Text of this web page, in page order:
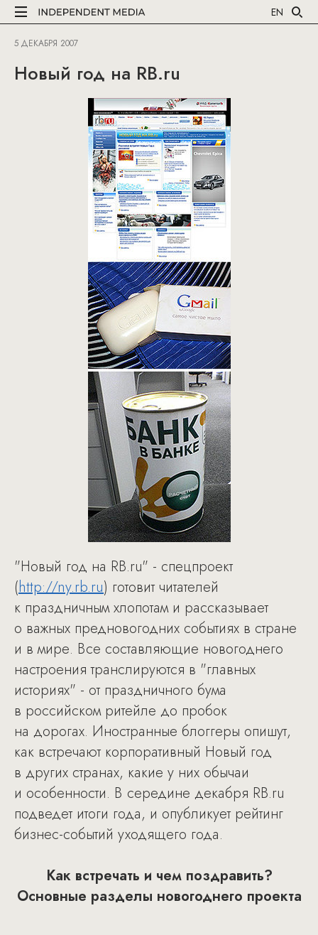
EN
5 ДЕКАБРЯ 2007
Новый год на RB.ru
"Новый год на RB.ru" - спецпроект
(http://ny.rb.ru) готовит читателей
к праздничным хлопотам и рассказывает
о важных предновогодних событиях в стране
и в мире. Все составляющие новогоднего
настроения транслируются в "главных
историях" - от праздничного бума
в российском ритейле до пробок
на дорогах. Иностранные блоггеры опишут,
как встречают корпоративный Новый год
в других странах, какие у них обычаи
и особенности. В середине декабря RB.ru
подведет итоги года, и опубликует рейтинг
бизнес-событий уходящего года.
Как встречать и чем поздравить?
Основные разделы новогоднего проекта